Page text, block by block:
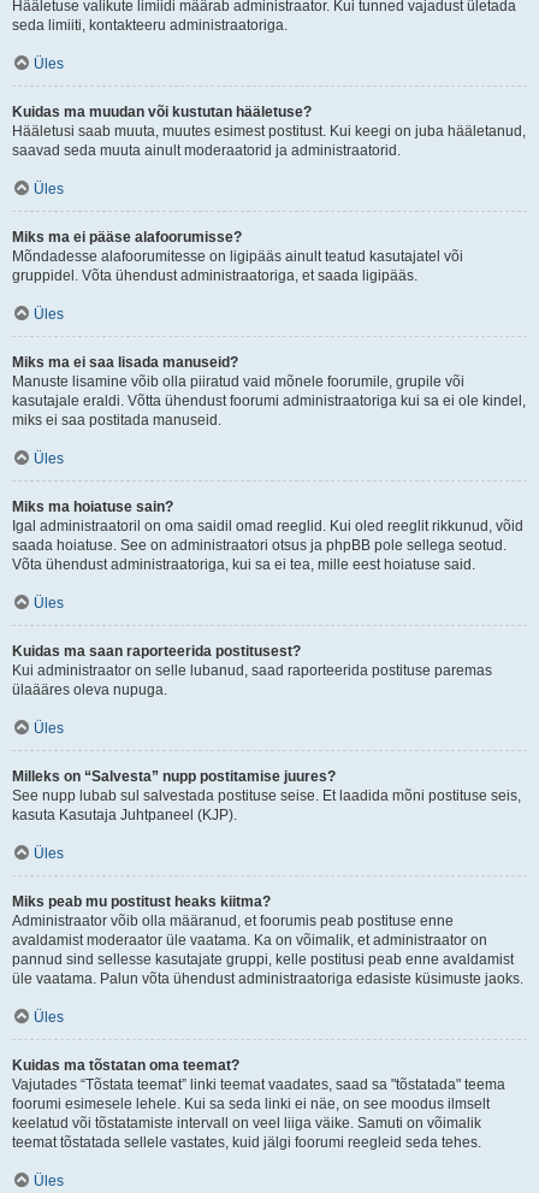
Hääletuse valikute limiidi määrab administraator. Kui tunned vajadust ületada
seda limiiti, kontakteeru administraatoriga.
Üles
Kuidas ma muudan või kustutan hääletuse?
Hääletusi saab muuta, muutes esimest postitust. Kui keegi on juba hääletanud,
saavad seda muuta ainult moderaatorid ja administraatorid.
Üles
Miks ma ei pääse alafoorumisse?
Mõndadesse alafoorumitesse on ligipääs ainult teatud kasutajatel või
gruppidel. Võta ühendust administraatoriga, et saada ligipääs.
Üles
Miks ma ei saa lisada manuseid?
Manuste lisamine võib olla piiratud vaid mõnele foorumile, grupile või
kasutajale eraldi. Võtta ühendust foorumi administraatoriga kui sa ei ole kindel,
miks ei saa postitada manuseid.
Üles
Miks ma hoiatuse sain?
Igal administraatoril on oma saidil omad reeglid. Kui oled reeglit rikkunud, võid
saada hoiatuse. See on administraatori otsus ja phpBB pole sellega seotud.
Võta ühendust administraatoriga, kui sa ei tea, mille eest hoiatuse said.
Üles
Kuidas ma saan raporteerida postitusest?
Kui administraator on selle lubanud, saad raporteerida postituse paremas
ülaääres oleva nupuga.
Üles
Milleks on “Salvesta” nupp postitamise juures?
See nupp lubab sul salvestada postituse seise. Et laadida mõni postituse seis,
kasuta Kasutaja Juhtpaneel (KJP).
Üles
Miks peab mu postitust heaks kiitma?
Administraator võib olla määranud, et foorumis peab postituse enne
avaldamist moderaator üle vaatama. Ka on võimalik, et administraator on
pannud sind sellesse kasutajate gruppi, kelle postitusi peab enne avaldamist
üle vaatama. Palun võta ühendust administraatoriga edasiste küsimuste jaoks.
Üles
Kuidas ma tõstatan oma teemat?
Vajutades “Tõstata teemat” linki teemat vaadates, saad sa "tõstatada" teema
foorumi esimesele lehele. Kui sa seda linki ei näe, on see moodus ilmselt
keelatud või tõstatamiste intervall on veel liiga väike. Samuti on võimalik
teemat tõstatada sellele vastates, kuid jälgi foorumi reegleid seda tehes.
Üles